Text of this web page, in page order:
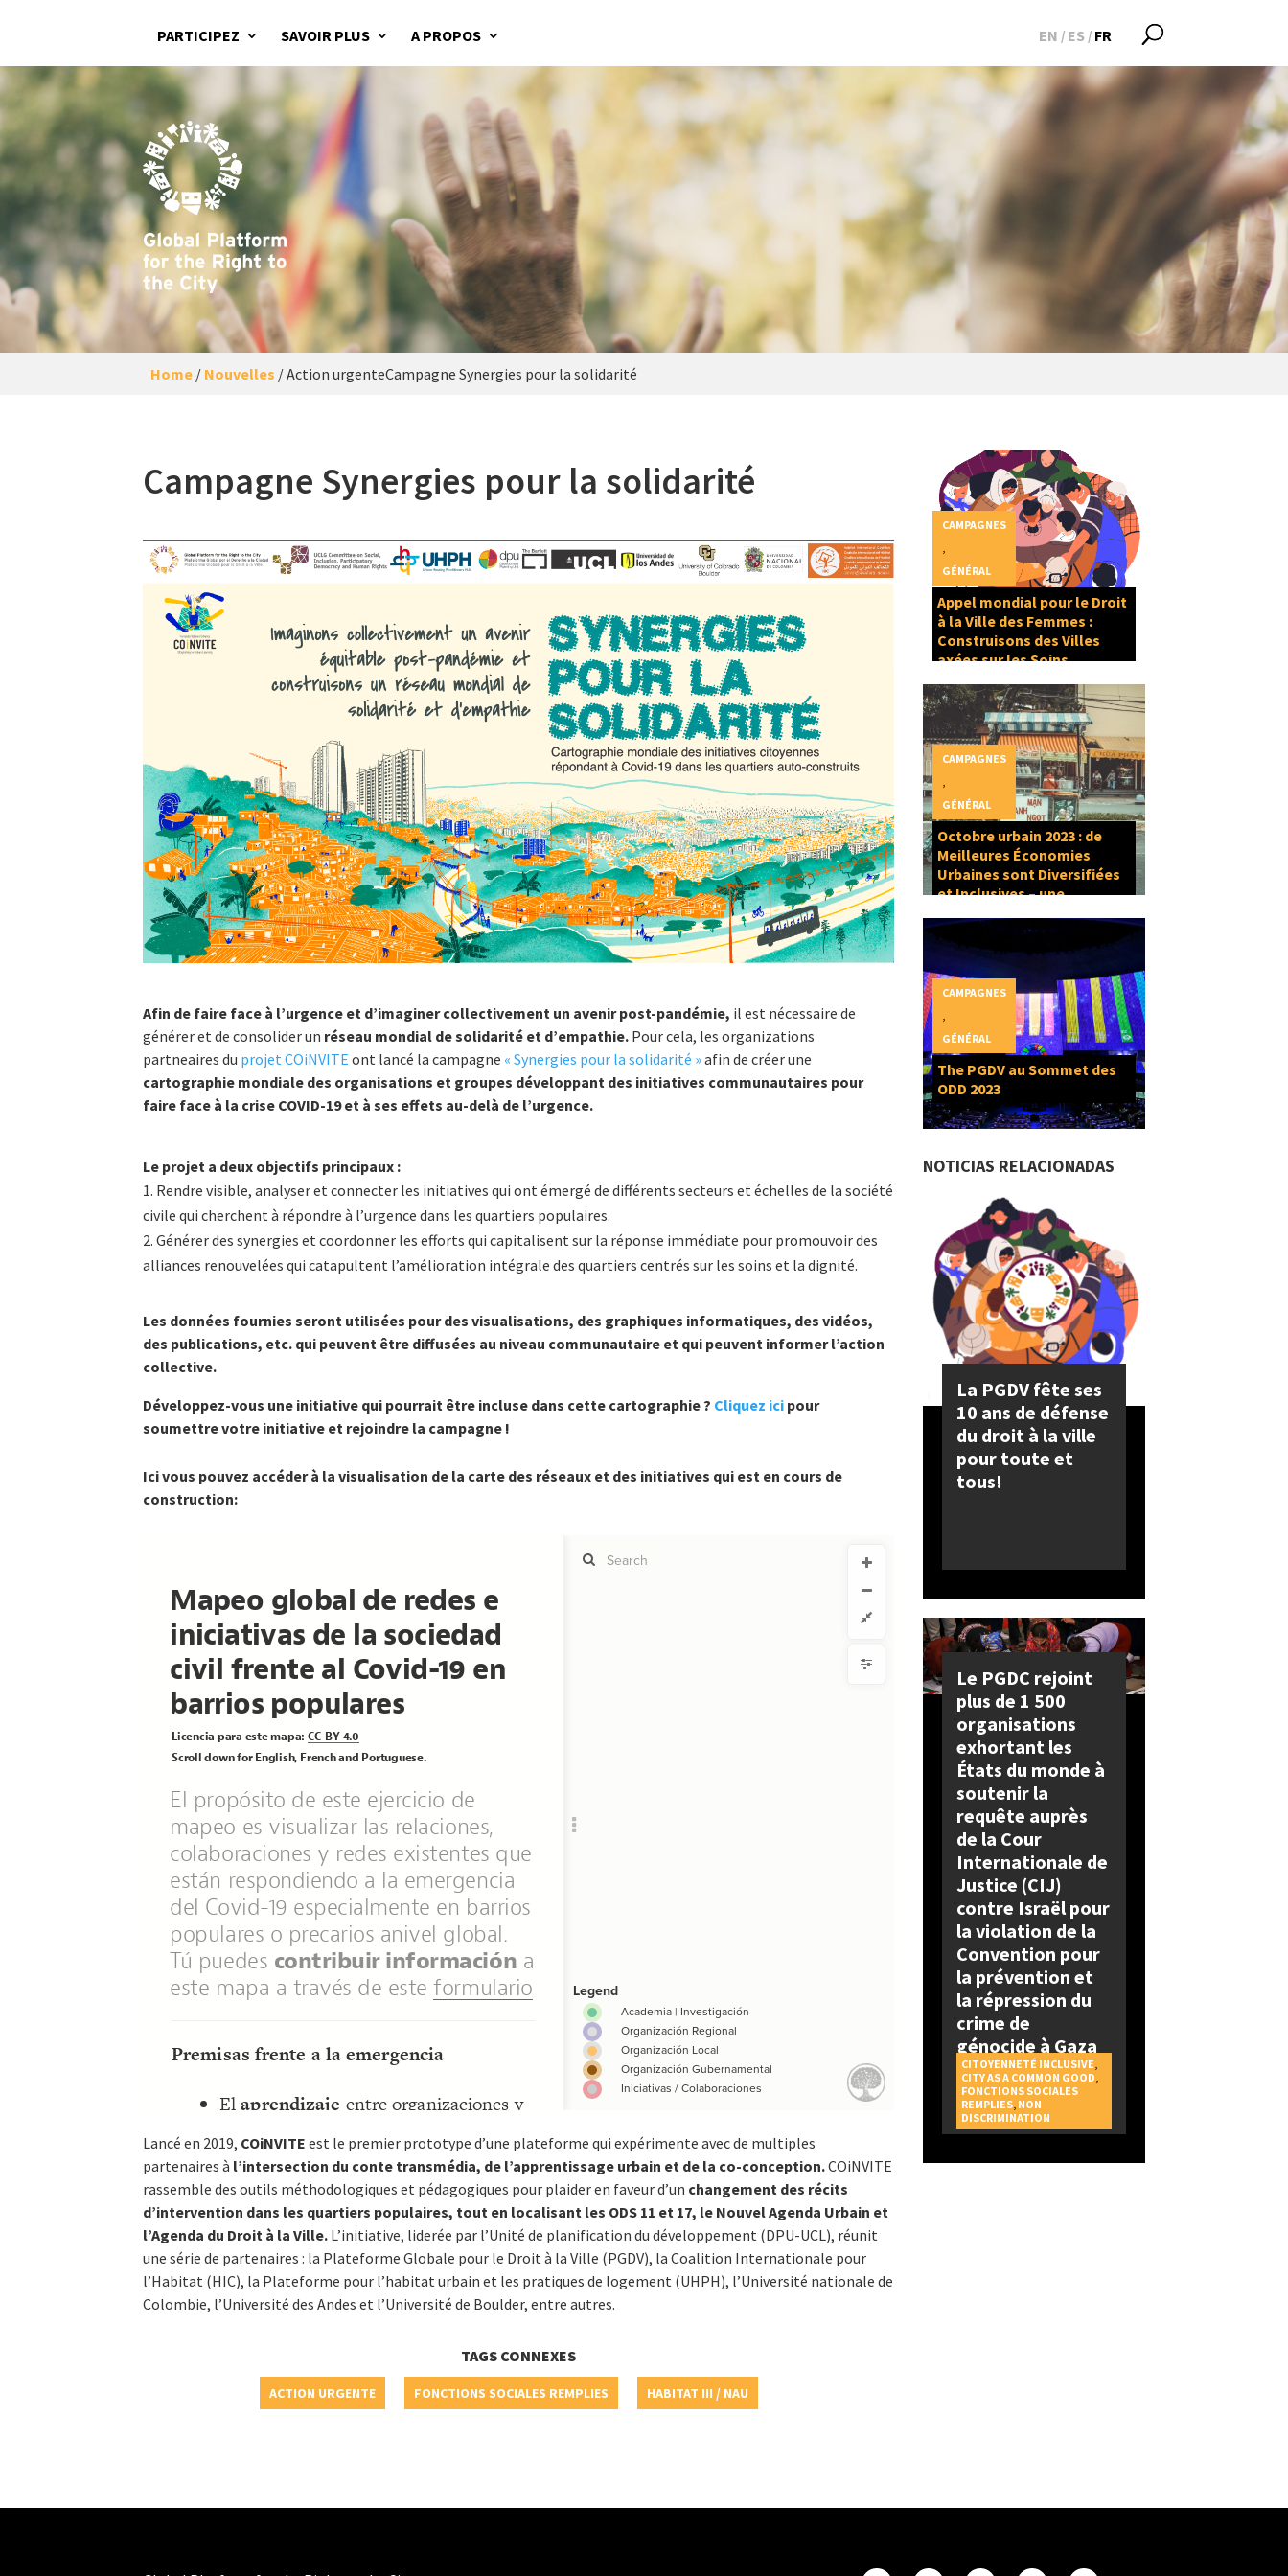
PARTICIPEZ SAVOIR PLUS A PROPOS EN ES FR
Home / Nouvelles /Action urgenteCampagne Synergies pour la solidarité
Campagne Synergies pour la solidarité
Afin de faire face à l’urgence et d’imaginer collectivement un avenir post-pandémie, il est nécessaire de
générer et de consolider un réseau mondial de solidarité et d’empathie. Pour cela, les organizations
partneaires du projet COiNVITE ont lancé la campagne « Synergies pour la solidarité »afin de créer une
cartographie mondiale des organisations et groupes développant des initiatives communautaires pour
faire face à la crise COVID-19 et à ses effets au-delà de l’urgence.
Le projet a deux objectifs principaux :
Rendre visible, analyser et connecter les initiatives qui ont émergé de différents secteurs et échelles de la société
civile qui cherchent à répondre à l’urgence dans les quartiers populaires.
Générer des synergies et coordonner les efforts qui capitalisent sur la réponse immédiate pour promouvoir des
alliances renouvelées qui catapultent l’amélioration intégrale des quartiers centrés sur les soins et la dignité.
Les données fournies seront utilisées pour des visualisations, des graphiques informatiques, des vidéos,
des publications, etc. qui peuvent être diffusées au niveau communautaire et qui peuvent informer l’action
collective.
Développez-vous une initiative qui pourrait être incluse dans cette cartographie ? Cliquez ici pour
soumettre votre initiative et rejoindre la campagne !
Ici vous pouvez accéder à la visualisation de la carte des réseaux et des initiatives qui est en cours de
construction:
Lancé en 2019, COiNVITE est le premier prototype d’une plateforme qui expérimente avec de multiples
partenaires à l’intersection du conte transmédia, de l’apprentissage urbain et de la co-conception.COiNVITE
rassemble des outils méthodologiques et pédagogiques pour plaider en faveur d’un changement des récits
d’intervention dans les quartiers populaires, tout en localisant les ODS 11 et 17, le Nouvel Agenda Urbain et
l’Agenda du Droit à la Ville. L’initiative, liderée par l’Unité de planification du développement (DPU-UCL), réunit
une série de partenaires : la Plateforme Globale pour le Droit à la Ville (PGDV), la Coalition Internationale pour
l’Habitat (HIC), la Plateforme pour l’habitat urbain et les pratiques de logement (UHPH), l’Université nationale de
Colombie, l’Université des Andes et l’Université de Boulder, entre autres.
TAGS CONNEXES
ACTION URGENTE FONCTIONS SOCIALES REMPLIES HABITAT III / NAU
Appel mondial pour le Droit
à la Ville des Femmes :
Construisons des Villes
axées sur les Soins
CAMPAGNES
GÉNÉRAL
Octobre urbain 2023 : de
Meilleures Économies
Urbaines sont Diversifiées
et Inclusives – une
Ville
CAMPAGNES
GÉNÉRAL
The PGDV au Sommet des
ODD 2023
CAMPAGNES
GÉNÉRAL
NOTICIAS RELACIONADAS
La PGDV fête ses
10 ans de défense
du droit à la ville
pour toute et
tous!
Le PGDC rejoint
plus de 1 500
organisations
exhortant les
États du monde à
soutenir la
requête auprès
de la Cour
Internationale de
Justice (CIJ)
contre Israël pour
la violation de la
Convention pour
la prévention et
la répression du
crime de
génocide à Gaza
CITOYENNETÉ INCLUSIVE,
CITY AS A COMMON GOOD,
FONCTIONS SOCIALES
REMPLIES, NON
DISCRIMINATION